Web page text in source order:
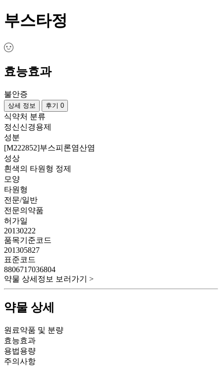
부스타정
효능효과
불안증
상세 정보 후기 0
식약처 분류
정신신경용제
성분
[M222852]부스피론염산염
성상
흰색의 타원형 정제
모양
타원형
전문/일반
전문의약품
허가일
20130222
품목기준코드
201305827
표준코드
8806717036804
약물 상세정보 보러가기 >
약물 상세
원료약품 및 분량
효능효과
용법용량
주의사항